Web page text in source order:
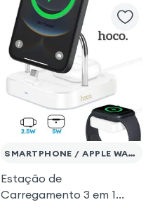
SMARTPHONE / APPLE WATCH
Estação de
Carregamento 3 em 1